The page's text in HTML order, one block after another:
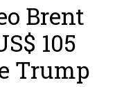
Brent
105
Trump